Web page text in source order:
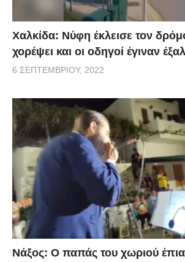
Χαλκίδα: Νύφη έκλεισε τον
χορέψει και οι οδηγοί έγιναν
6 ΣΕΠΤΕΜΒΡΊΟΥ, 2022
Νάξος: Ο παπάς του χωριού